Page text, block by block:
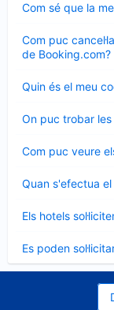
Com sé que la
tancat
Com puc
de Booking.com?
tancat
Quin és el meu
tancat
On puc trobar
tancat
Com puc veure
tancat
Quan s'efectua
tancat
Els hotels
tancat
Es poden
tancat